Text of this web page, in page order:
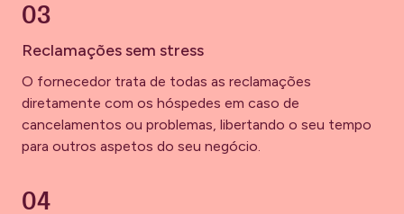
03
Reclamações sem stress
O fornecedor trata de todas as reclamações
diretamente com os hóspedes em caso de
cancelamentos ou problemas, libertando o seu tempo
para outros aspetos do seu negócio.
04